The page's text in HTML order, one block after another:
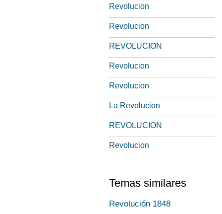
Revolucion
Revolucion
REVOLUCION
Revolucion
Revolucion
La Revolucion
REVOLUCION
Revolucion
Temas similares
Revolución 1848